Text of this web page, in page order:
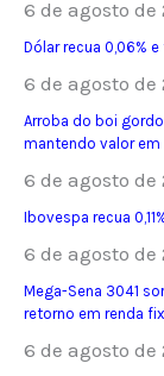
6 de agosto de
Dólar recua 0,06%
6 de agosto de
Arroba do boi
mantendo valor em
6 de agosto de
Ibovespa recua
6 de agosto de
Mega-Sena 3041
retorno em renda
6 de agosto de